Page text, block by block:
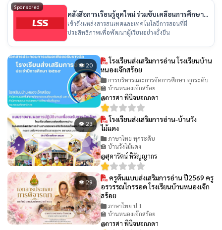
Sponsored
คลังสื่อการเรียนรู้ยุคใหม่ ร่วมขับเคลื่อนการศึกษา
ไทย
เข้าถึงแหล่งสารสนเทศและเทคโนโลยีการสอนที่มี
ประสิทธิภาพเพื่อพัฒนาผู้เรียนอย่างยั่งยืน
👁 20
โรงเรียนส่งเสริมการอ่าน โรงเรียนบ้าน
หนองเจ๊กสร้อย
การบริหารและการจัดการศึกษา ทุกระดับ
🏫 บ้านหนองเจ๊กสร้อย
@การศา พินิจนอกภดา
👁 23
โรงเรียนส่งเสริมการอ่าน-บ้านวัง
ไม้แดง
ภาษาไทย ทุกระดับ
🏫 บ้านวังไม้แดง
@สุดารัตน์ หิรัญญากร
👁 29
ครูต้นแบบส่งเสริมการอ่าน ปี2569 ครู
อรวรรณไกรรอด โรงเรียนบ้านหนองเจ๊ก
สร้อย
ภาษาไทย ป.1
🏫 บ้านหนองเจ๊กสร้อย
@การศา พินิจนอกภดา